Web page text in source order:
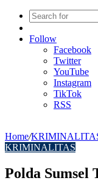
Article
Follow
Facebook
Twitter
YouTube
Instagram
TikTok
RSS
Home/
KRIMINALITAS
Polda Sumsel